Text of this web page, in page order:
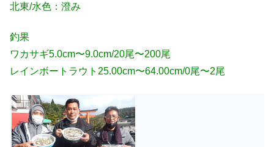
北東/水色：澄み
釣果
ワカサギ5.0cm〜9.0cm/20尾〜200尾
レインボートラウト25.00cm〜64.00cm/0尾〜2尾